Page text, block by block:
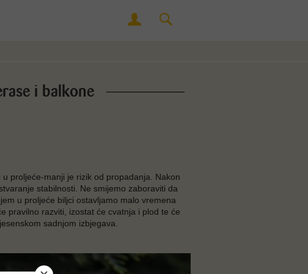
i balkone
proljeće-manji je rizik od propadanja. Nakon
stabilnosti. Ne smijemo zaboraviti da
u proljeće biljci ostavljamo malo vremena
pravilno razviti, izostat će cvatnja i plod te će
sadnjom izbjegava.